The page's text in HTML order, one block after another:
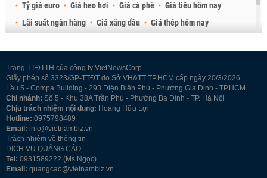
Tỷ giá euro
Giá heo hơi Giá cà phê
Giá tiêu hôm nay
Lãi suất ngân hàng
Giá xăng dầu
Giá thép hôm nay
Trang TTĐTTH của công ty VietNewsCorp
Giấy phép số 3323/GP-TTĐT do Sở VH&TT TP.HCM cấp ngày 20/3/2026
Lầu 5 - Compa Building - 293 Điện Biên Phủ - Phường Gia Định - TP.HCM
Chi nhánh: Số 5 - Khu 38A Trần Phú - Phường Ba Đình - TP. Hà Nội
Chịu trách nhiệm nội dung: Hoàng Hữu Lợi
Hotline: 0975798489
Email: info@vietnambiz.vn
Trách nhiệm về thông tin
DỊCH VỤ QUẢNG CÁO
Tel: 0931589222 (Ms Ngọc)
Email: quangcao@vietnambiz.vn